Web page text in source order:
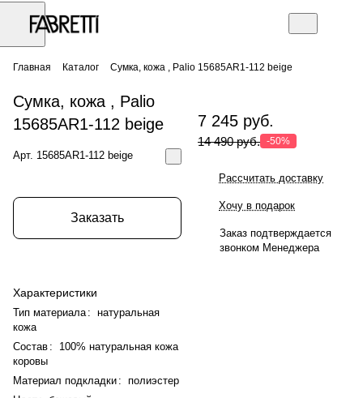
Главная Каталог Сумка, кожа , Palio 15685AR1-112 beige
Сумка, кожа , Palio
15685AR1-112 beige
Арт. 15685AR1-112 beige
Заказать
Характеристики
Тип материала : натуральная
кожа
Состав :
100% натуральная кожа
коровы
Материал подкладки : полиэстер
7 245 руб.
14 490 руб. -50%
Рассчитать доставку
Хочу в подарок
Заказ подтверждается
звонком Менеджера